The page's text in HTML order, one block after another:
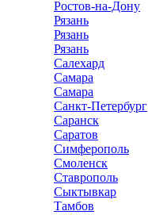
Ростов-на-Дону
Рязань
Рязань
Рязань
Салехард
Самара
Самара
Санкт-Петербург
Саранск
Саратов
Симферополь
Смоленск
Ставрополь
Сыктывкар
Тамбов